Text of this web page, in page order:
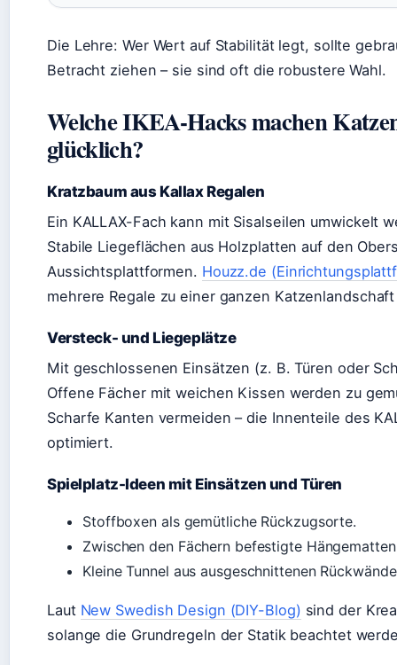
Die Lehre: Wer Wert auf Stabilität legt, sollte
Betracht ziehen – sie sind oft die robustere Wahl.
Welche IKEA-Hacks machen
glücklich?
Kratzbaum aus Kallax Regalen
Ein KALLAX-Fach kann mit Sisalseilen umwickelt
Stabile Liegeflächen aus Holzplatten auf den
Aussichtsplattformen. Houzz.de
mehrere Regale zu einer ganzen
Versteck- und Liegeplätze
Mit geschlossenen Einsätzen (z. B. Türen oder
Offene Fächer mit weichen Kissen werden zu
Scharfe Kanten vermeiden – die Innenteile des
optimiert.
Spielplatz-Ideen mit Einsätzen und Türen
Stoffboxen als gemütliche Rückzugsorte.
Zwischen den Fächern befestigte
Kleine Tunnel aus ausgeschnittenen
Laut New Swedish Design (DIY-Blog) sind der
solange die Grundregeln der Statik beachtet